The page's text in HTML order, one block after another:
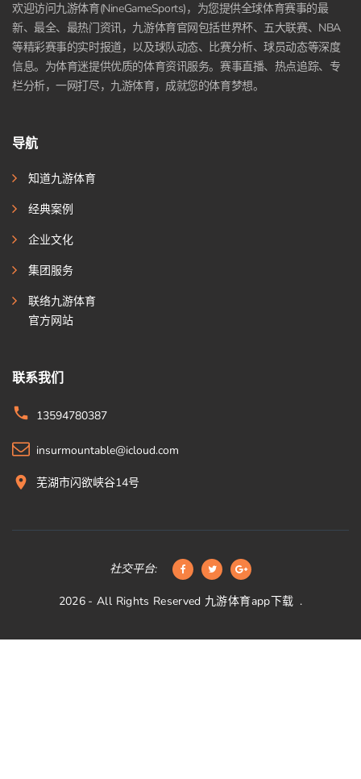
欢迎访问九游体育(NineGameSports)，为您提供全球体育赛事的最
新、最全、最热门资讯，九游体育官网包括世界杯、五大联赛、NBA
等精彩赛事的实时报道，以及球队动态、比赛分析、球员动态等深度
信息。为体育迷提供优质的体育资讯服务。赛事直播、热点追踪、专
栏分析，一网打尽，九游体育，成就您的体育梦想。
导航
知道九游体育
经典案例
企业文化
集团服务
联络九游体育
官方网站
联系我们
13594780387
insurmountable@icloud.com
芜湖市闪欲峡谷14号
社交平台:
2026 - All Rights Reserved 九游体育app下载 .